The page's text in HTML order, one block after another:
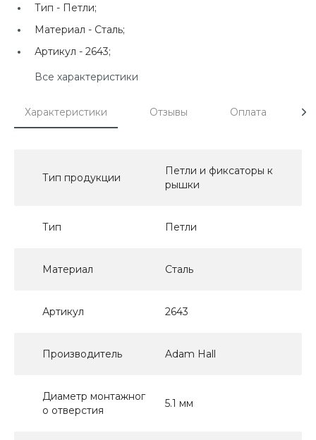
Тип - Петли;
Материал - Сталь;
Артикул - 2643;
Все характеристики
Характеристики Отзывы Оплата
Тип продукции
Петли и фиксаторы к
рышки
Тип Петли
Материал Сталь
Артикул 2643
Производитель Adam Hall
Диаметр монтажног
о отверстия
5.1 мм